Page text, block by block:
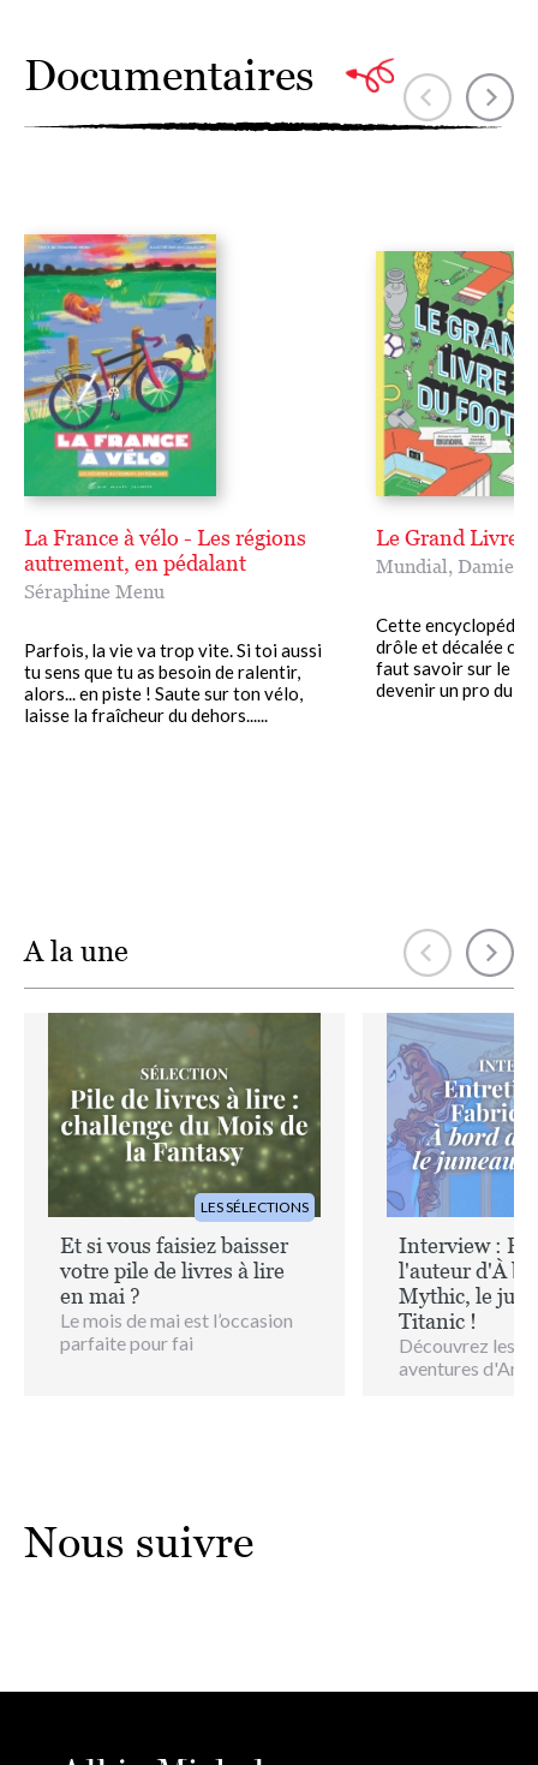
Documentaires
La France à vélo - Les régions
autrement, en pédalant
Séraphine Menu
Parfois, la vie va trop vite. Si toi aussi
tu sens que tu as besoin de ralentir,
alors... en piste ! Saute sur ton vélo,
laisse la fraîcheur du dehors......
Le Grand Livre
Mundial, Damien
Cette encyclopédie
drôle et décalée
faut savoir sur le
devenir un pro du
A la une
Image
LES SÉLECTIONS
Et si vous faisiez baisser
votre pile de livres à lire
en mai ?
Le mois de mai est l’occasion
parfaite pour fai
Image
Interview :
l'auteur d'À
Mythic, le
Titanic !
Découvrez les
aventures
Nous suivre